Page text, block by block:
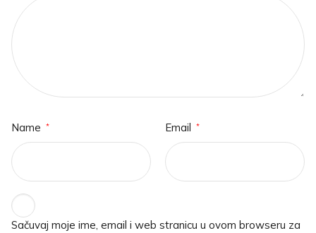
Name * Email *
Sačuvaj moje ime, email i web stranicu u ovom browseru za